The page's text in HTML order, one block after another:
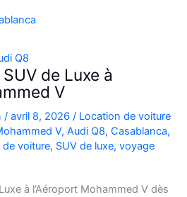
de Luxe à
V
/ avril 8, 2026 / Location de voiture
V, Audi Q8, Casablanca,
voiture, SUV de luxe, voyage
à l’Aéroport Mohammed V dès